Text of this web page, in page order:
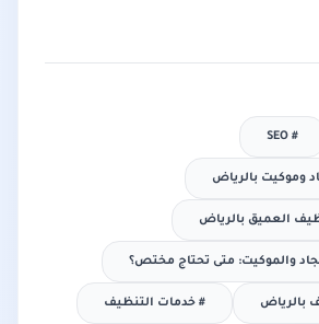
#
SEO
وموكيت بالرياض
العميق بالرياض
والموكيت: متى تحتاج مختص؟
بالرياض # خدمات التنظيف